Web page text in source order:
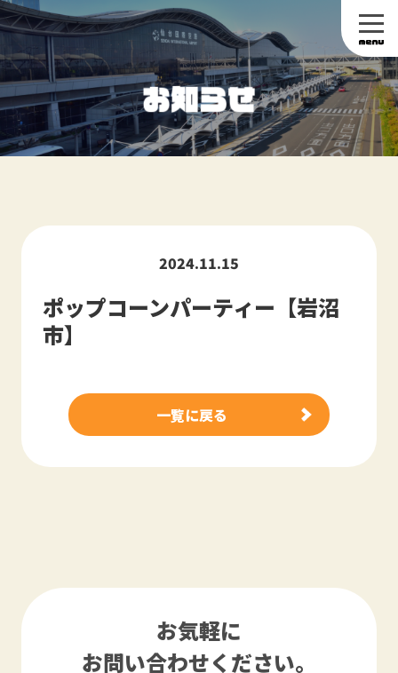
2024.11.15
ポップコーンパーティー【岩沼
市】
一覧に戻る
お気軽に
お問い合わせください。